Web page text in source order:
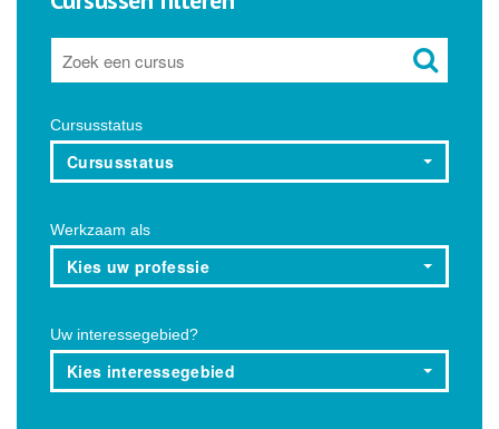
Cursusstatus
Cursusstatus
Werkzaam als
Kies uw professie
Uw interessegebied?
Kies interessegebied